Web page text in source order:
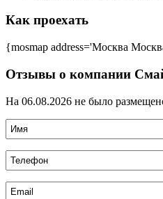
Как проехать
{mosmap address='Москва
Отзывы о компании
На 06.08.2026 не было